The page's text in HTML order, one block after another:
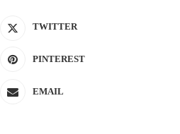
TWITTER
PINTEREST
EMAIL